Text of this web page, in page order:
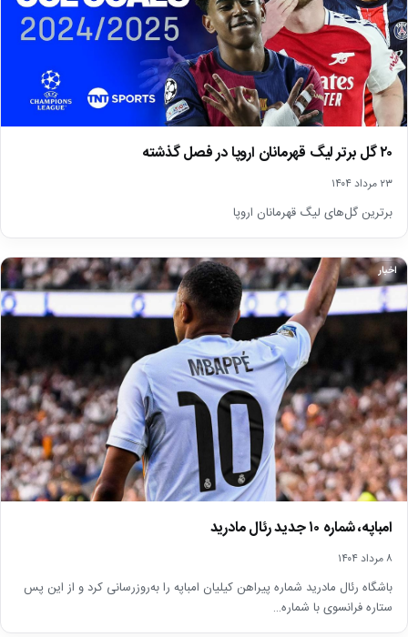
۲۰ گل برتر لیگ قهرمانان اروپا در فصل گذشته
۲۳ مرداد ۱۴۰۴
برترین گل‌های لیگ قهرمانان اروپا
اخبار
امباپه، شماره ۱۰ جدید رئال مادرید
۸ مرداد ۱۴۰۴
باشگاه رئال مادرید شماره پیراهن کیلیان امباپه را به‌روزرسانی کرد و از این پس
ستاره فرانسوی با شماره…